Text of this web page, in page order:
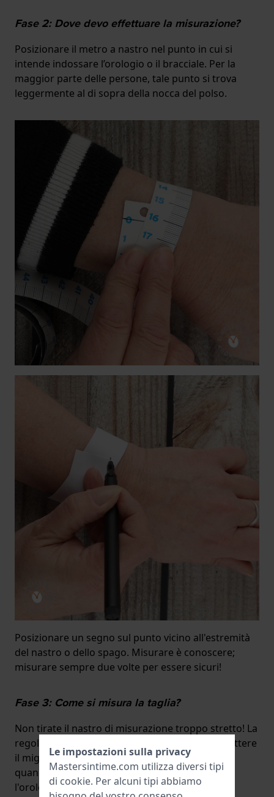
Fase 2: Dove devo effettuare la misurazione?
Posizionare il metro a nastro nel punto in cui si
intende indossare l’orologio o il bracciale. Per la
maggior parte delle persone, tale punto si trova
leggermente al di sopra della nocca del polso.
Posizionare un segno sul punto vicino all'estremità
del nastro o dello spago. Misurare è conoscere;
misurare sempre due volte per essere sicuri!
Fase 3: Come si misura la taglia?
Non tirate il nastro di misurazione troppo stretto! La
regola generale è che si dovrebbe riuscire a mettere
il mignolo sotto il cinturino all'interno del polso
quando l'orologio è chiuso. In questo modo
l'orologio non dovrebbe essere troppo stretto.
Le impostazioni sulla privacy
Mastersintime.com utilizza diversi tipi
di cookie. Per alcuni tipi abbiamo